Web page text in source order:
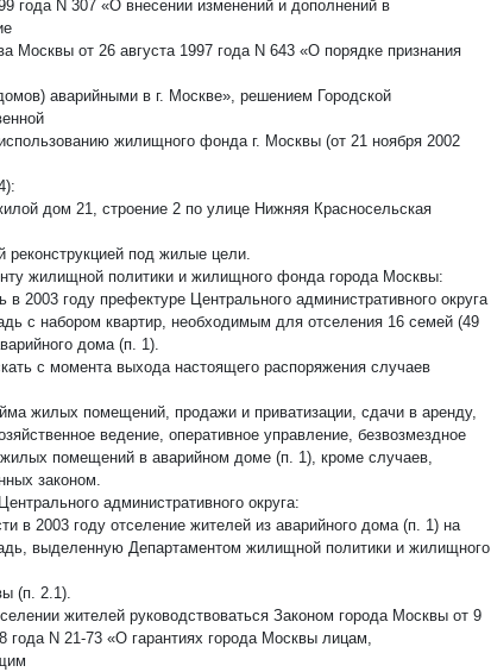
года N 307 «О внесении изменений и дополнений в
Москвы от 26 августа 1997 года N 643 «О порядке признания
аварийными в г. Москве», решением Городской
жилищного фонда г. Москвы (от 21 ноября 2002
дом 21, строение 2 по улице Нижняя Красносельская
реконструкцией под жилые цели.
жилищной политики и жилищного фонда города Москвы:
в 2003 году префектуре Центрального административного округа
с набором квартир, необходимым для отселения 16 семей (49
дома (п. 1).
с момента выхода настоящего распоряжения случаев
жилых помещений, продажи и приватизации, сдачи в аренду,
ведение, оперативное управление, безвозмездное
помещений в аварийном доме (п. 1), кроме случаев,
законом.
административного округа:
в 2003 году отселение жителей из аварийного дома (п. 1) на
выделенную Департаментом жилищной политики и жилищного
(п. 2.1).
жителей руководствоваться Законом города Москвы от 9
года N 21-73 «О гарантиях города Москвы лицам,